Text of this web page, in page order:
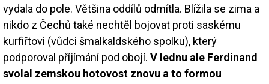
vydala do pole. Většina oddílů odmítla. Blížila se zima a
nikdo z Čechů také nechtěl bojovat proti saskému
kurfiřtovi (vůdci šmalkaldského spolku), který
podporoval příjímání pod obojí. V lednu ale Ferdinand
svolal zemskou hotovost znovu a to formou